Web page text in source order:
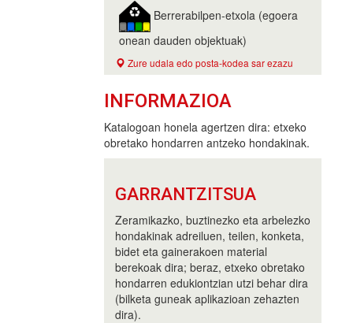
Berrerabilpen-etxola (egoera
onean dauden objektuak)
Zure udala edo posta-kodea sar ezazu
INFORMAZIOA
Katalogoan honela agertzen dira: etxeko
obretako hondarren antzeko hondakinak.
GARRANTZITSUA
Zeramikazko, buztinezko eta arbelezko
hondakinak adreiluen, teilen, konketa,
bidet eta gainerakoen material
berekoak dira; beraz, etxeko obretako
hondarren edukiontzian utzi behar dira
(bilketa guneak aplikazioan zehazten
dira).